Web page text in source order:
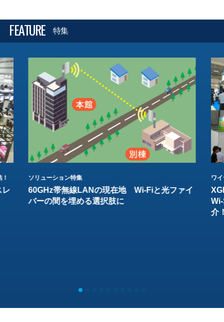
FEATURE 特集
レ
ソリューション特集
60GHz帯無線LANの現在地 Wi-Fiと光ファイ
バーの間を埋める選択肢に
ワ
介